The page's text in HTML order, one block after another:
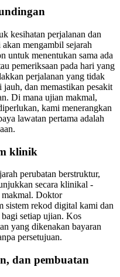
kesihatan perjalanan dan
mengambil sejarah
untuk menentukan sama ada
pemeriksaan pada hari yang
perjalanan yang tidak
dan memastikan pesakit
Di mana ujian makmal,
kami menerangkan
lawatan pertama adalah
klinik
perubatan berstruktur,
secara klinikal -
makmal. Doktor
sistem rekod digital kami dan
setiap ujian. Kos
yang dikenakan bayaran
persetujuan.
dan pembuatan